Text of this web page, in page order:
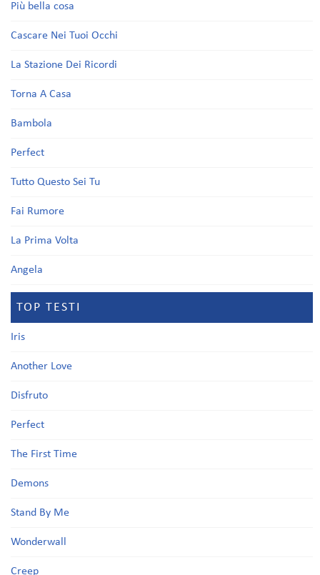
Più bella cosa
Cascare Nei Tuoi Occhi
La Stazione Dei Ricordi
Torna A Casa
Bambola
Perfect
Tutto Questo Sei Tu
Fai Rumore
La Prima Volta
Angela
TOP TESTI
Iris
Another Love
Disfruto
Perfect
The First Time
Demons
Stand By Me
Wonderwall
Creep